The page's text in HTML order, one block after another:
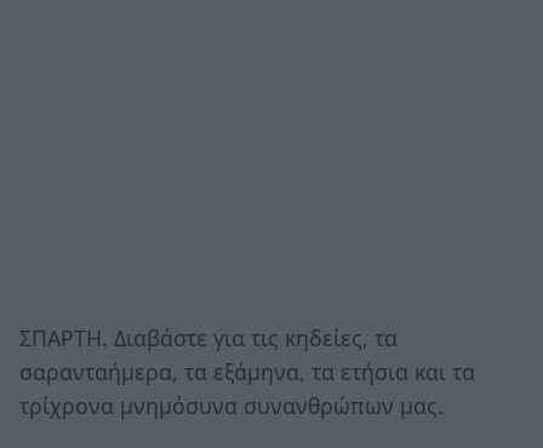
ΣΠΑΡΤΗ. Διαβάστε για τις κηδείες, τα
σαρανταήμερα, τα εξάμηνα, τα ετήσια και τα
τρίχρονα μνημόσυνα συνανθρώπων μας.